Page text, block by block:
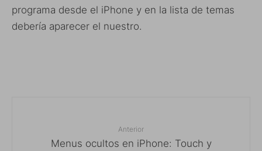
programa desde el iPhone y en la lista de temas
debería aparecer el nuestro.
Anterior
Menus ocultos en iPhone: Touch y